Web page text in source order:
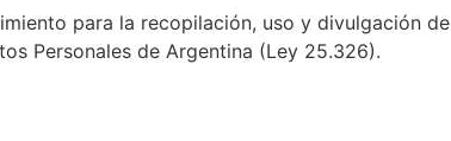
para la recopilación, uso y divulgación de
Personales de Argentina (Ley 25.326).